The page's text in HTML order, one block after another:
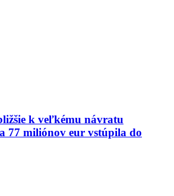
k veľkému návratu
77 miliónov eur vstúpila do